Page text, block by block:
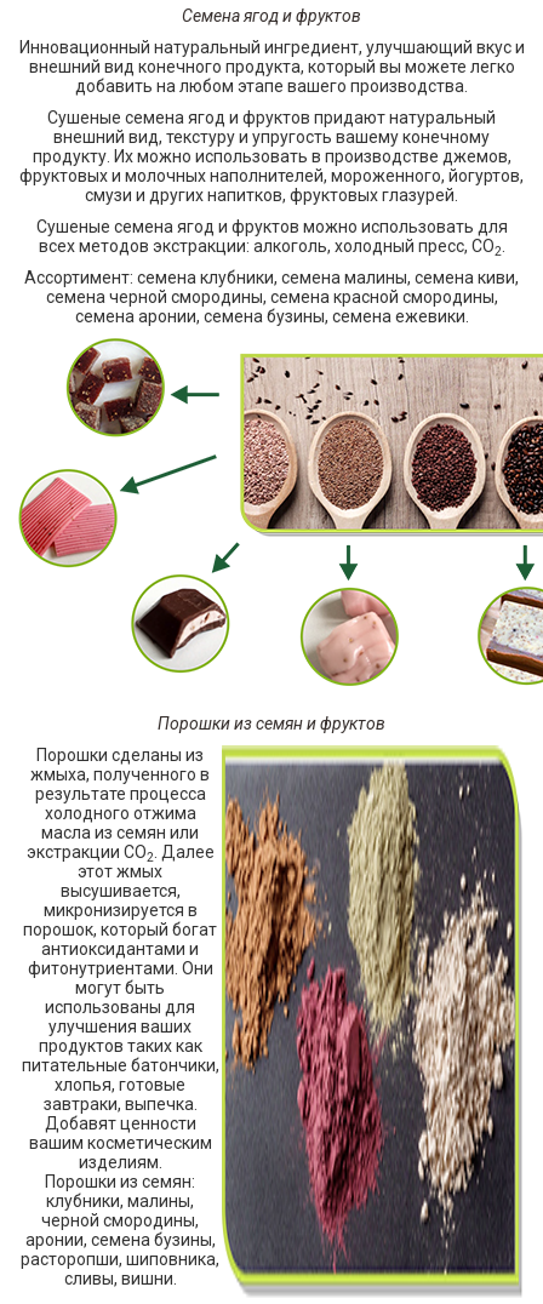
Семена ягод и фруктов
Инновационный натуральный ингредиент, улучшающий вкус и
внешний вид конечного продукта, который вы можете легко
добавить на любом этапе вашего производства.
Сушеные семена ягод и фруктов придают натуральный
внешний вид, текстуру и упругость вашему конечному
продукту. Их можно использовать в производстве джемов,
фруктовых и молочных наполнителей, мороженного, йогуртов,
смузи и других напитков, фруктовых глазурей.
Сушеные семена ягод и фруктов можно использовать для
всех методов экстракции: алкоголь, холодный пресс, СО2
Ассортимент: семена клубники, семена малины, семена киви,
семена черной смородины, семена красной смородины,
семена аронии, семена бузины, семена ежевики.
Порошки из семян и фруктов
Порошки сделаны из
жмыха, полученного в
результате процесса
холодного отжима
масла из семян или
экстракции СО2
. Далее
этот жмых
высушивается,
микронизируется в
порошок, который богат
антиоксидантами и
фитонутриентами. Они
могут быть
использованы для
улучшения ваших
продуктов таких как
питательные батончики,
хлопья, готовые
завтраки, выпечка.
Добавят ценности
вашим косметическим
изделиям.
Порошки из семян:
клубники, малины,
черной смородины,
аронии, семена бузины,
расторопши, шиповника,
сливы, вишни.